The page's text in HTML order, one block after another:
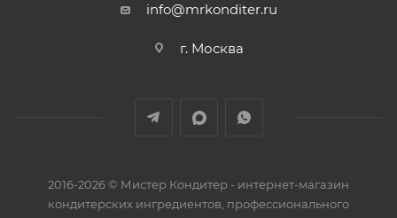
info@mrkonditer.ru
г. Москва
2016-2026 © Мистер Кондитер - интернет-магазин
кондитерских ингредиентов, профессионального